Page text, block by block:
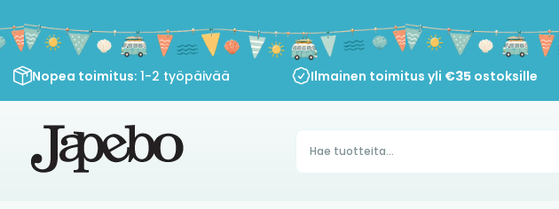
sisältöön
Nopea toimitus: 1-2 työpäivää Ilmainen toimitus yli €35 ostoksille
Products
search